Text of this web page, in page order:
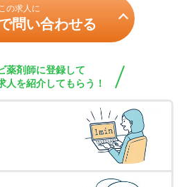
の求人に
問い合わせる
薬剤師に登録して
人を紹介してもらう！